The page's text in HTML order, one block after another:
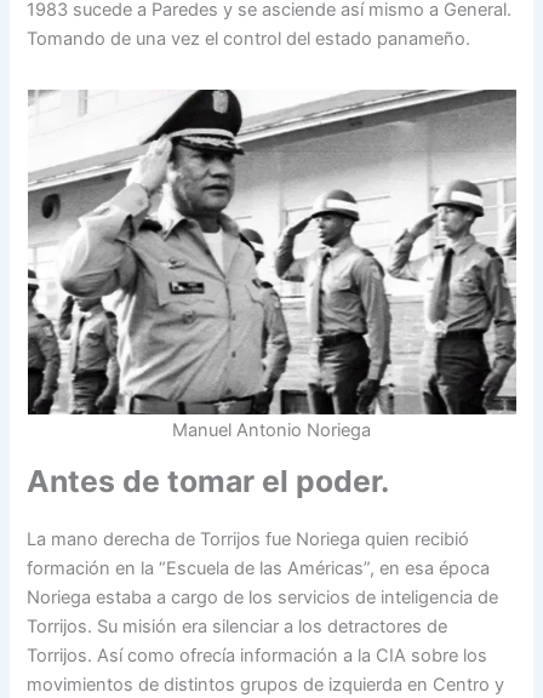
1983 sucede a Paredes y se asciende así mismo a General.
Tomando de una vez el control del estado panameño.
Manuel Antonio Noriega
Antes de tomar el poder.
La mano derecha de Torrijos fue Noriega quien recibió
formación en la “Escuela de las Américas”, en esa época
Noriega estaba a cargo de los servicios de inteligencia de
Torrijos. Su misión era silenciar a los detractores de
Torrijos. Así como ofrecía información a la CIA sobre los
movimientos de distintos grupos de izquierda en Centro y